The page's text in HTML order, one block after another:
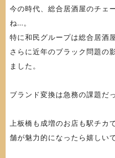
今の時代、総合居酒屋のチェ
ね...。
特に和民グループは総合居酒
さらに近年のブラック問題の
ました。
ブランド変換は急務の課題だ
上板橋も成増のお店も駅チカ
舗が魅力的になったら嬉しい